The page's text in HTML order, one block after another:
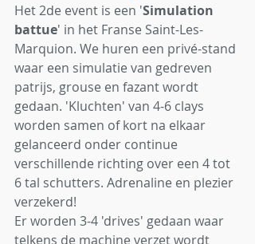
Het 2de event is een 'Simulation
battue' in het Franse Saint-Les-
Marquion. We huren een privé-stand
waar een simulatie van gedreven
patrijs, grouse en fazant wordt
gedaan. 'Kluchten' van 4-6 clays
worden samen of kort na elkaar
gelanceerd onder continue
verschillende richting over een 4 tot
6 tal schutters. Adrenaline en plezier
verzekerd!
Er worden 3-4 'drives' gedaan waar
telkens de machine verzet wordt